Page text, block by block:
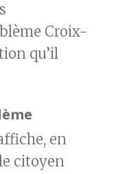
Croix-
qu’il
en
citoyen